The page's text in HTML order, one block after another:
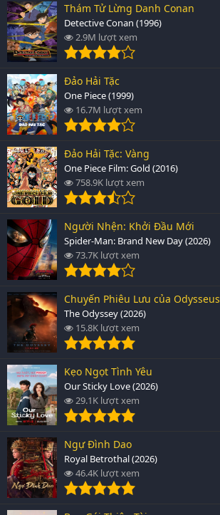
Thám Tử Lừng Danh Conan
Detective Conan (1996)
2.9M lượt xem
Đảo Hải Tặc
One Piece (1999)
16.7M lượt xem
Đảo Hải Tặc: Vàng
One Piece Film: Gold (2016)
758.9K lượt xem
Người Nhện: Khởi Đầu Mới
Spider-Man: Brand New Day (2026)
73.7K lượt xem
Chuyến Phiêu Lưu của Odysseus
The Odyssey (2026)
15.8K lượt xem
Kẹo Ngọt Tình Yêu
Our Sticky Love (2026)
29.1K lượt xem
Ngự Đình Dao
Royal Betrothal (2026)
46.4K lượt xem